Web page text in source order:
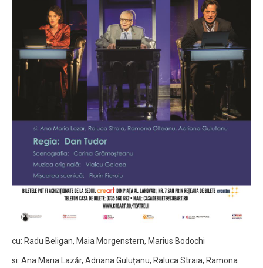
cu: Radu Beligan, Maia Morgenstern, Marius Bodochi
si: Ana Maria Lazăr, Adriana Guluțanu, Raluca Straia, Ramona